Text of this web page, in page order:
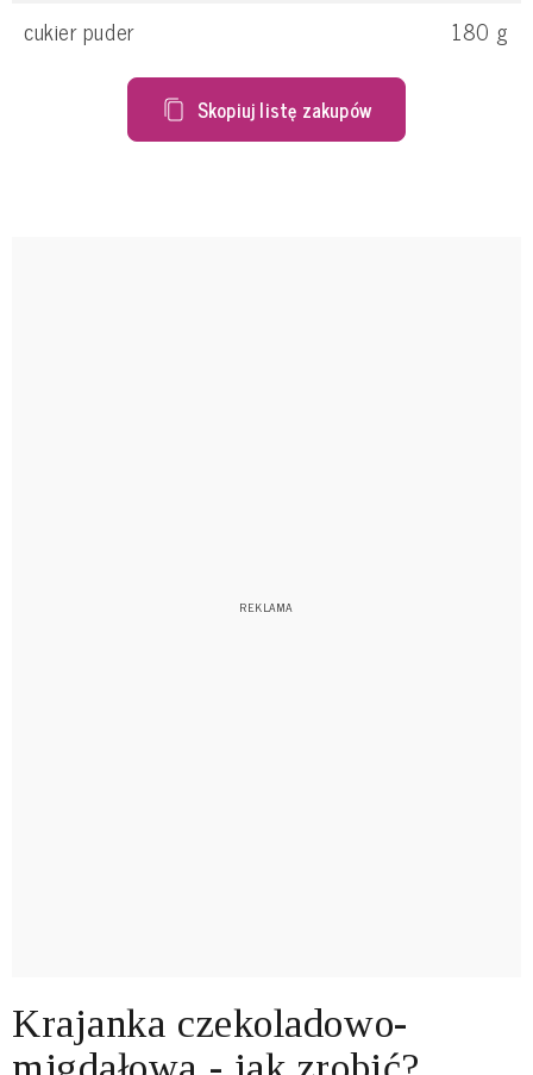
cukier puder
180 g
Skopiuj listę zakupów
Krajanka czekoladowo-